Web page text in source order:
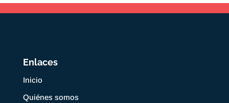
Enlaces
Inicio
Quiénes somos